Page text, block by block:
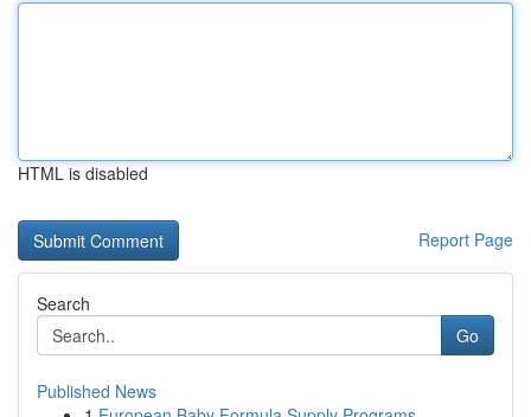
HTML is disabled
Report Page
Search
Go
Published News